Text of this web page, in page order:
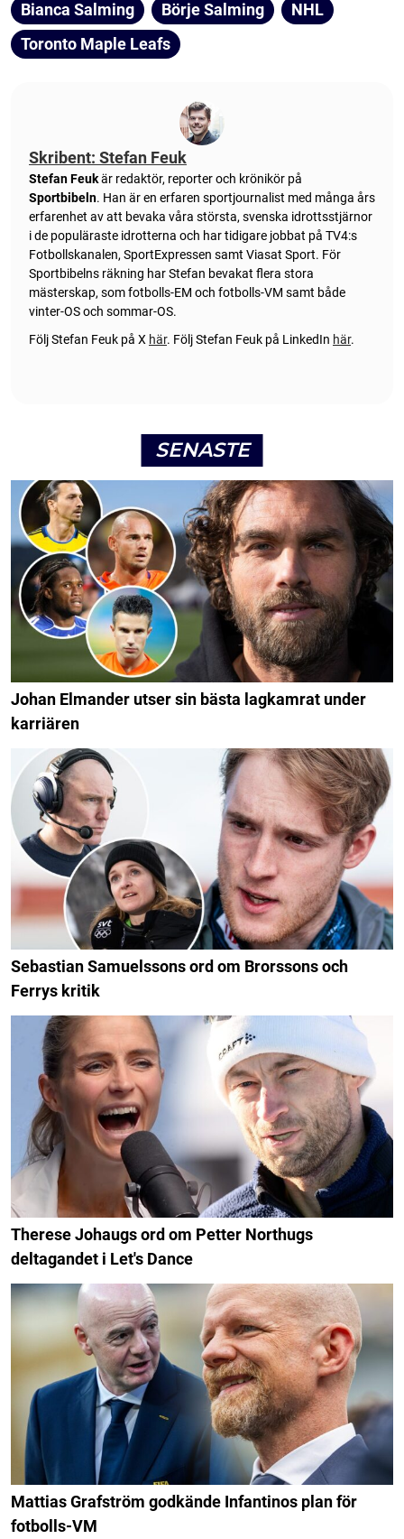
Bianca Salming Börje Salming
NHL
Toronto Maple Leafs
Skribent: Stefan Feuk
Stefan Feukär redaktör, reporter och krönikör på
Sportbibeln. Han är en erfaren sportjournalist med många års
erfarenhet av att bevaka våra största, svenska idrottsstjärnor
i de populäraste idrotterna och har tidigare jobbat på TV4:s
Fotbollskanalen, SportExpressen samt Viasat Sport. För
Sportbibelns räkning har Stefan bevakat flera stora
mästerskap, som fotbolls-EM och fotbolls-VM samt både
vinter-OS och sommar-OS.
Följ Stefan Feuk på X här. Följ Stefan Feuk på LinkedIn här.
SENASTE
Johan Elmander utser sin bästa lagkamrat under
karriären
Sebastian Samuelssons ord om Brorssons och
Ferrys kritik
Therese Johaugs ord om Petter Northugs
deltagandet i Let's Dance
Mattias Grafström godkände Infantinos plan för
fotbolls-VM